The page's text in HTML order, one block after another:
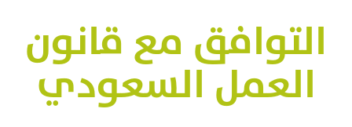
التوافق مع قانون
العمل السعودي